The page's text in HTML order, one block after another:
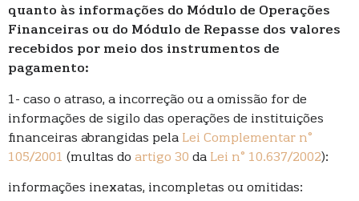
quanto às informações do Módulo de Operações
Financeiras ou do Módulo de Repasse dos valores
recebidos por meio dos instrumentos de
pagamento:
1- caso o atraso, a incorreção ou a omissão for de
informações de sigilo das operações de instituições
financeiras abrangidas pela Lei Complementar n°
105/2001 (multas do artigo 30 da Lei n° 10.637/2002):
informações inexatas, incompletas ou omitidas: